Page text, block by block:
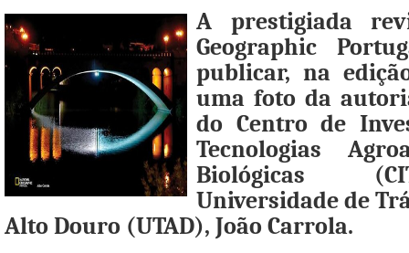
A prestigiada
Geographic
publicar, na
uma foto da
do Centro de
Tecnologias
Biológicas
Universidade de
Alto Douro (UTAD), João Carrola.